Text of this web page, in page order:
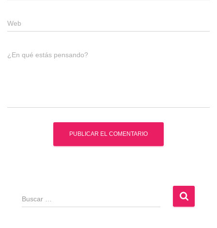
Web
¿En qué estás pensando?
B
u